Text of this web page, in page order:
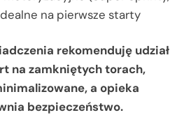
na pierwsze starty
rekomenduję udział
na zamkniętych torach,
a opieka
bezpieczeństwo.